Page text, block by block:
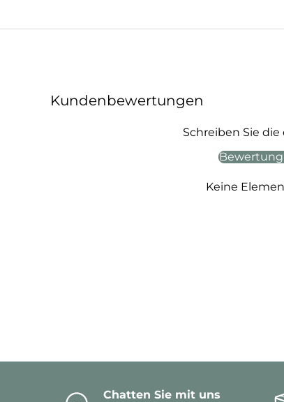
Kundenbewertungen
Schreiben Sie
Keine
Chatten Sie mit uns